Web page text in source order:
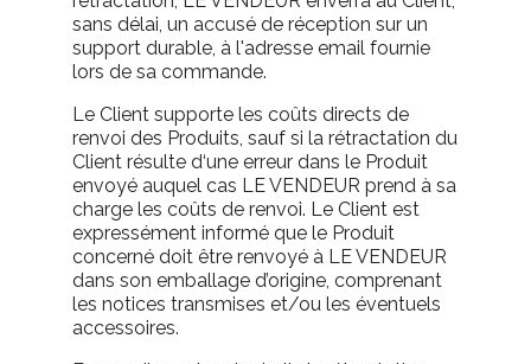
sans délai, un accusé de réception sur un
support durable, à l'adresse email fournie
lors de sa commande.
Le Client supporte les coûts directs de
renvoi des Produits, sauf si la rétractation du
Client résulte d‘une erreur dans le Produit
envoyé auquel cas LE VENDEUR prend à sa
charge les coûts de renvoi. Le Client est
expressément informé que le Produit
concerné doit être renvoyé à LE VENDEUR
dans son emballage d’origine, comprenant
les notices transmises et/ou les éventuels
accessoires.